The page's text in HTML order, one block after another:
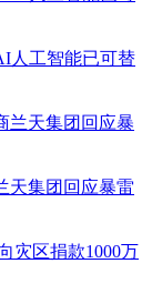
人工智能已可替
天集团回应暴雷